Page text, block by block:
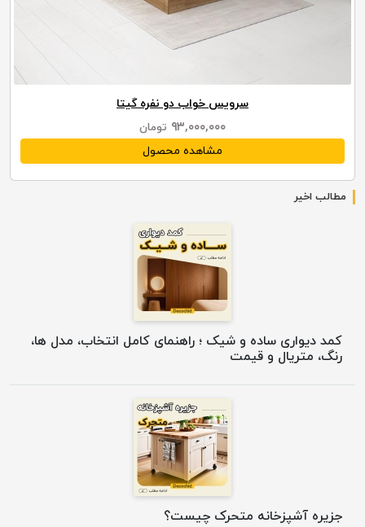
سرویس خواب دو نفره گیتا
۹۳,۰۰۰,۰۰۰ تومان
مشاهده محصول
مطالب اخیر
کمد دیواری ساده و شیک ؛ راهنمای کامل انتخاب، مدل ها،
رنگ، متریال و قیمت
جزیره آشپزخانه متحرک چیست؟